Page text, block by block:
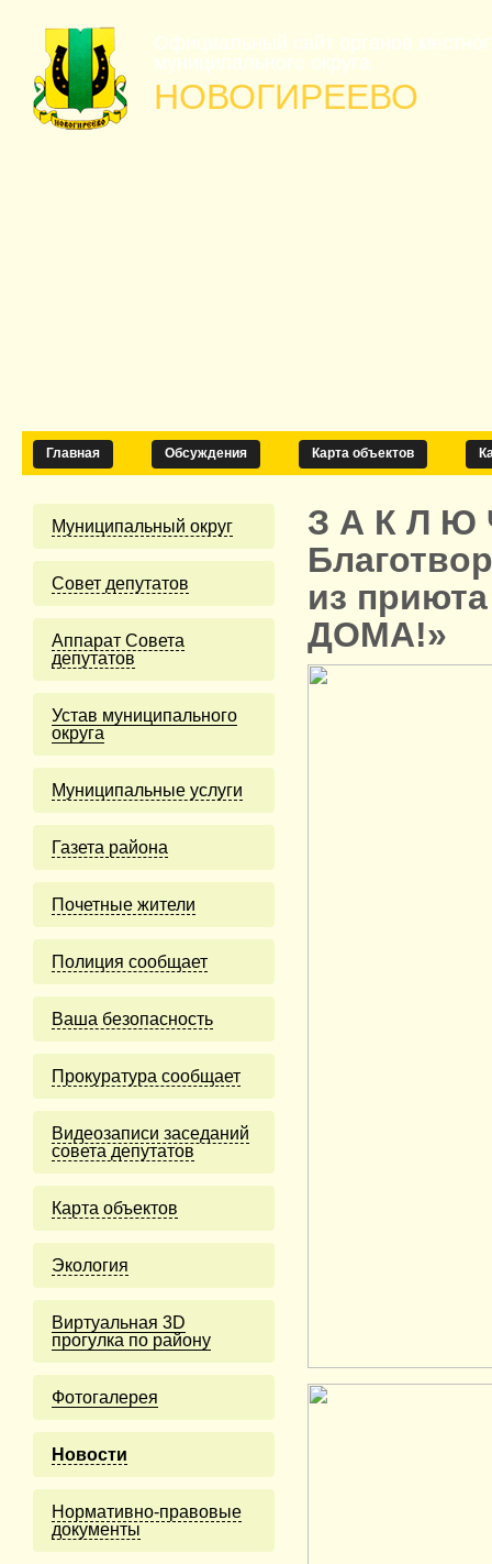
Официальный сайт органов
муниципального округа
НОВОГИРЕЕВО
Главная Обсуждения Карта объектов
Муниципальный округ
Cовет депутатов
Аппарат Совета
депутатов
Устав муниципального
округа
Муниципальные услуги
Газета района
Почетные жители
Полиция сообщает
Ваша безопасность
Прокуратура сообщает
Видеозаписи заседаний
совета депутатов
Карта объектов
Экология
Виртуальная 3D
прогулка по району
Фотогалерея
Новости
Нормативно-правовые
документы
З А К Л Ю
из
ДОМА!»